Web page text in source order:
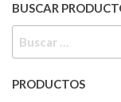
BUSCAR
PRODUCTOS